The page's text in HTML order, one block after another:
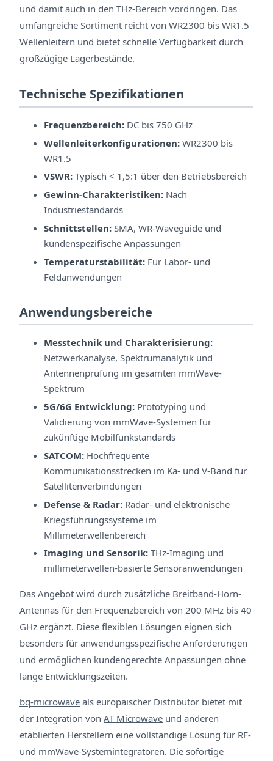
und damit auch in den THz-Bereich vordringen. Das
umfangreiche Sortiment reicht von WR2300 bis WR1.5
Wellenleitern und bietet schnelle Verfügbarkeit durch
großzügige Lagerbestände.
Technische Spezifikationen
Frequenzbereich: DC bis 750 GHz
Wellenleiterkonfigurationen: WR2300 bis
WR1.5
VSWR: Typisch < 1,5:1 über den Betriebsbereich
Gewinn-Charakteristiken: Nach
Industriestandards
Schnittstellen: SMA, WR-Waveguide und
kundenspezifische Anpassungen
Temperaturstabilität: Für Labor- und
Feldanwendungen
Anwendungsbereiche
Messtechnik und Charakterisierung:
Netzwerkanalyse, Spektrumanalytik und
Antennenprüfung im gesamten mmWave-
Spektrum
5G/6G Entwicklung: Prototyping und
Validierung von mmWave-Systemen für
zukünftige Mobilfunkstandards
SATCOM: Hochfrequente
Kommunikationsstrecken im Ka- und V-Band für
Satellitenverbindungen
Defense & Radar: Radar- und elektronische
Kriegsführungssysteme im
Millimeterwellenbereich
Imaging und Sensorik: THz-Imaging und
millimeterwellen-basierte Sensoranwendungen
Das Angebot wird durch zusätzliche Breitband-Horn-
Antennas für den Frequenzbereich von 200 MHz bis 40
GHz ergänzt. Diese flexiblen Lösungen eignen sich
besonders für anwendungsspezifische Anforderungen
und ermöglichen kundengerechte Anpassungen ohne
lange Entwicklungszeiten.
bq-microwave als europäischer Distributor bietet mit
der Integration von AT Microwave und anderen
etablierten Herstellern eine vollständige Lösung für RF-
und mmWave-Systemintegratoren. Die sofortige